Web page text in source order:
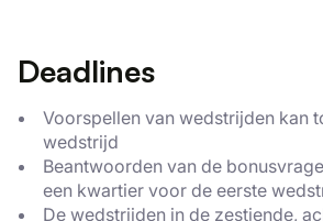
Deadlines
Voorspellen van wedstrijden kan
wedstrijd
Beantwoorden van de
een kwartier voor de eerste
De wedstrijden in de zestiende,